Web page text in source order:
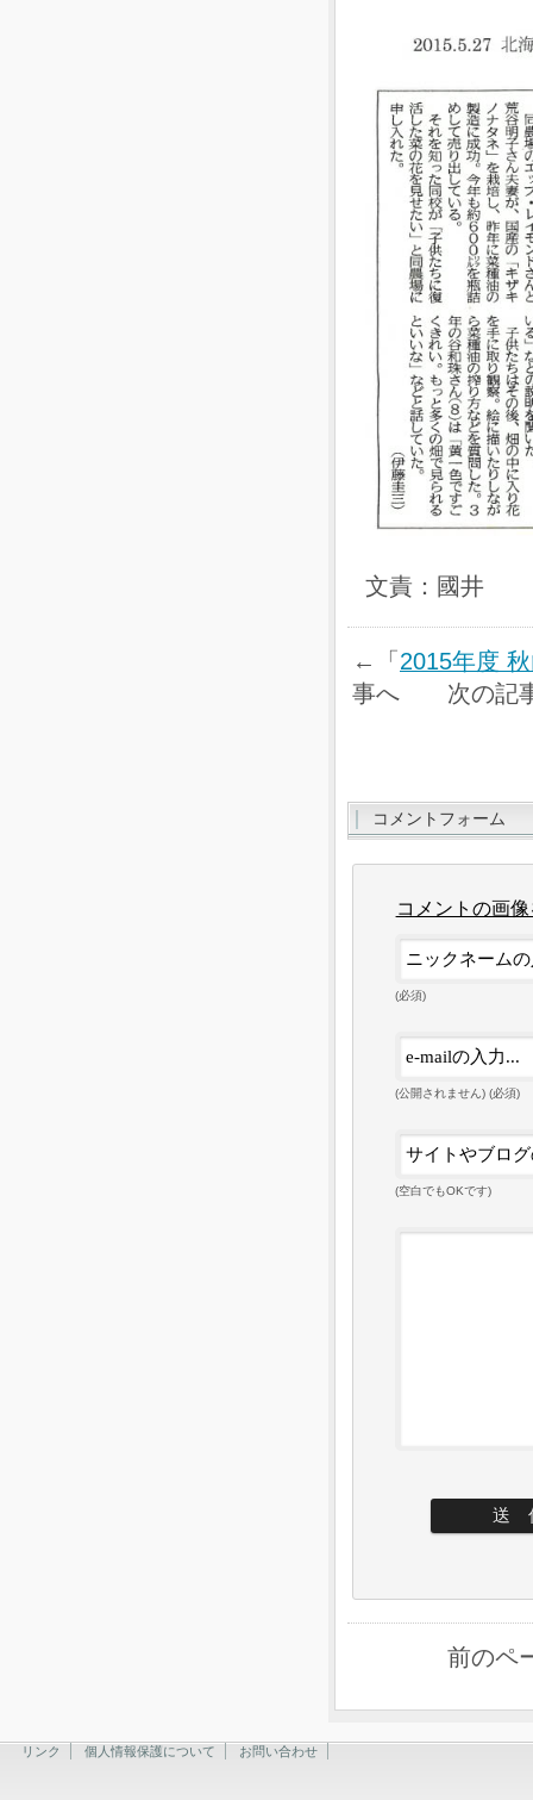
文責：國井
←「 2015年度
事へ 次の記
コメントフォーム
コメントの画
(必須)
(公開されません) (必須)
(空白でもOKです)
前のペ
リンク 個人情報保護について お問い合わせ